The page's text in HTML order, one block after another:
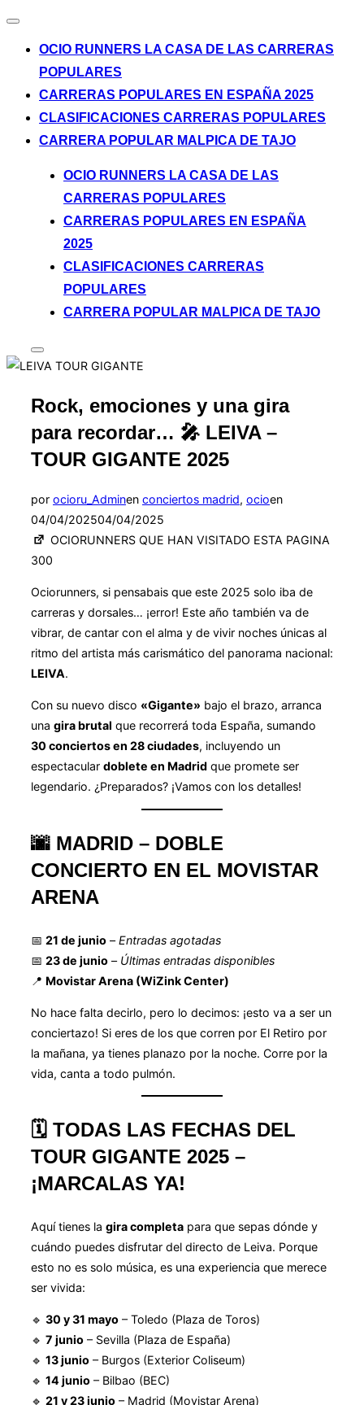
Alternar
navegación
OCIO RUNNERS LA CASA DE LAS CARRERAS
POPULARES
CARRERAS POPULARES EN ESPAÑA 2025
CLASIFICACIONES CARRERAS POPULARES
CARRERA POPULAR MALPICA DE TAJO
OCIO RUNNERS LA CASA DE LAS
CARRERAS POPULARES
CARRERAS POPULARES EN ESPAÑA
2025
CLASIFICACIONES CARRERAS
POPULARES
CARRERA POPULAR MALPICA DE TAJO
Alternar
la
y
navegación
Rock, emociones y una gira
para recordar… 🎤 LEIVA –
TOUR GIGANTE 2025
por ocioru_Adminen conciertos madrid, ocioenPublicado
04/04/202504/04/2025
OCIORUNNERS QUE HAN VISITADO ESTA PAGINA
300
Ociorunners, si pensabais que este 2025 solo iba de
carreras y dorsales… ¡error! Este año también va de
vibrar, de cantar con el alma y de vivir noches únicas al
ritmo del artista más carismático del panorama nacional:
LEIVA.
Con su nuevo disco «Gigante» bajo el brazo, arranca
una gira brutal que recorrerá toda España, sumando
30 conciertos en 28 ciudades, incluyendo un
espectacular doblete en Madrid que promete ser
legendario. ¿Preparados? ¡Vamos con los detalles!
🌆 MADRID – DOBLE
CONCIERTO EN EL MOVISTAR
ARENA
📅 21 de junio –Entradas agotadas
📅 23 de junio – Últimas entradas disponibles
📍 Movistar Arena (WiZink Center)
No hace falta decirlo, pero lo decimos: ¡esto va a ser un
conciertazo! Si eres de los que corren por El Retiro por
la mañana, ya tienes planazo por la noche. Corre por la
vida, canta a todo pulmón.
🗓️ TODAS LAS FECHAS DEL
TOUR GIGANTE 2025 –
¡MARCALAS YA!
Aquí tienes la gira completa para que sepas dónde y
cuándo puedes disfrutar del directo de Leiva. Porque
esto no es solo música, es una experiencia que merece
ser vivida:
🔹 30 y 31 mayo – Toledo (Plaza de Toros)
🔹 7 junio – Sevilla (Plaza de España)
🔹 13 junio – Burgos (Exterior Coliseum)
🔹 14 junio – Bilbao (BEC)
🔹 21 y 23 junio – Madrid (Movistar Arena)